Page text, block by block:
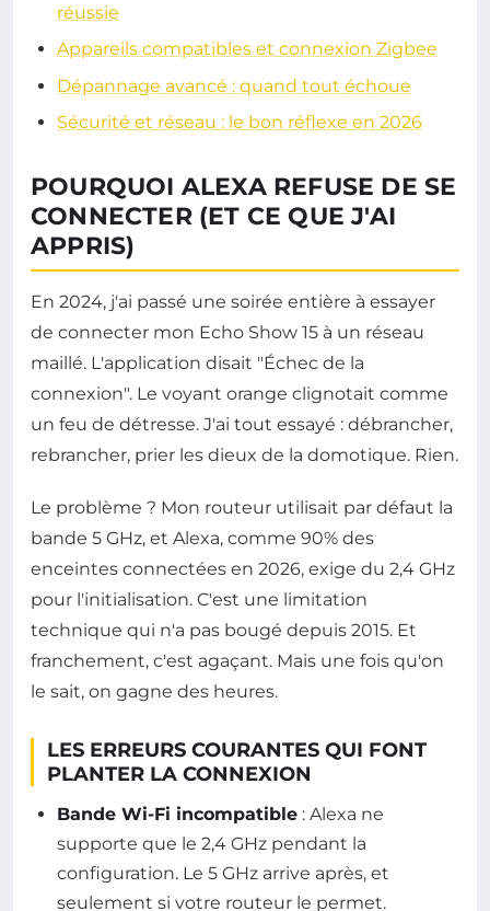
réussie
Appareils compatibles et connexion Zigbee
Dépannage avancé : quand tout échoue
Sécurité et réseau : le bon réflexe en 2026
POURQUOI ALEXA REFUSE DE SE
CONNECTER (ET CE QUE J'AI
APPRIS)
En 2024, j'ai passé une soirée entière à essayer
de connecter mon Echo Show 15 à un réseau
maillé. L'application disait "Échec de la
connexion". Le voyant orange clignotait comme
un feu de détresse. J'ai tout essayé : débrancher,
rebrancher, prier les dieux de la domotique. Rien.
Le problème ? Mon routeur utilisait par défaut la
bande 5 GHz, et Alexa, comme 90% des
enceintes connectées en 2026, exige du 2,4 GHz
pour l'initialisation. C'est une limitation
technique qui n'a pas bougé depuis 2015. Et
franchement, c'est agaçant. Mais une fois qu'on
le sait, on gagne des heures.
LES ERREURS COURANTES QUI FONT
PLANTER LA CONNEXION
Bande Wi-Fi incompatible : Alexa ne
supporte que le 2,4 GHz pendant la
configuration. Le 5 GHz arrive après, et
seulement si votre routeur le permet.